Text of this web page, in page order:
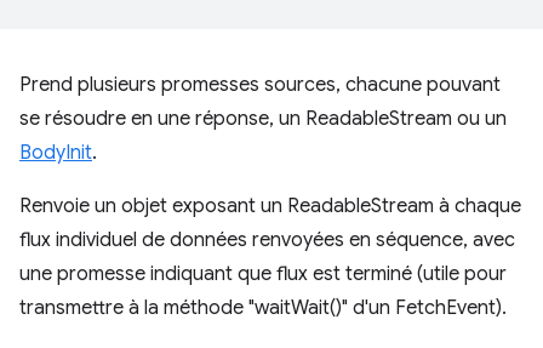
Prend plusieurs promesses sources, chacune pouvant
se résoudre en une réponse, un ReadableStream ou un
BodyInit.
Renvoie un objet exposant un ReadableStream à chaque
flux individuel de données renvoyées en séquence, avec
une promesse indiquant que flux est terminé (utile pour
transmettre à la méthode "waitWait()" d'un FetchEvent).